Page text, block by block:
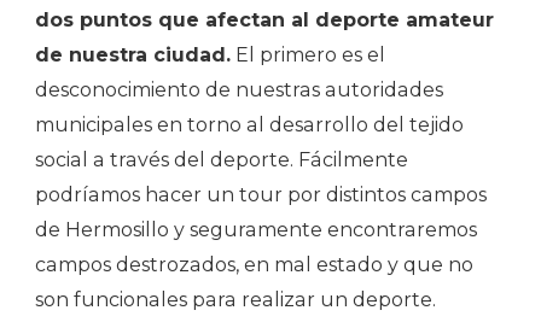
dos puntos que afectan al deporte amateur
de nuestra ciudad. El primero es el
desconocimiento de nuestras autoridades
municipales en torno al desarrollo del tejido
social a través del deporte. Fácilmente
podríamos hacer un tour por distintos campos
de Hermosillo y seguramente encontraremos
campos destrozados, en mal estado y que no
son funcionales para realizar un deporte.